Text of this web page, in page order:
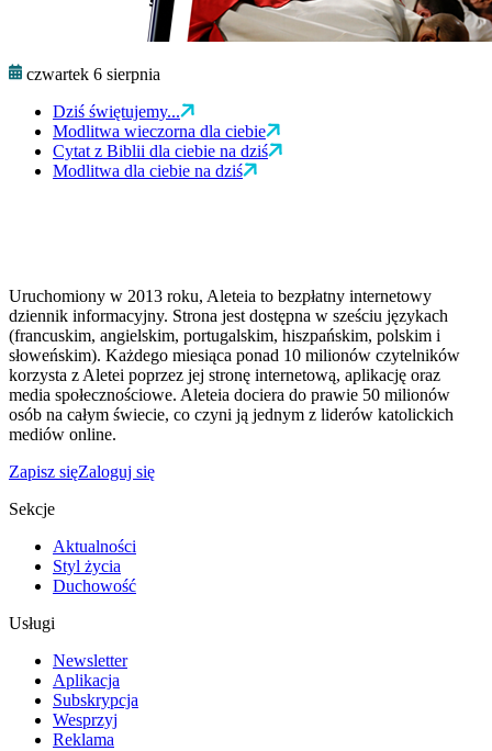
czwartek 6 sierpnia
Dziś świętujemy...
Modlitwa wieczorna dla ciebie
Cytat z Biblii dla ciebie na dziś
Modlitwa dla ciebie na dziś
Uruchomiony w 2013 roku, Aleteia to bezpłatny internetowy
dziennik informacyjny. Strona jest dostępna w sześciu językach
(francuskim, angielskim, portugalskim, hiszpańskim, polskim i
słoweńskim). Każdego miesiąca ponad 10 milionów czytelników
korzysta z Aletei poprzez jej stronę internetową, aplikację oraz
media społecznościowe. Aleteia dociera do prawie 50 milionów
osób na całym świecie, co czyni ją jednym z liderów katolickich
mediów online.
Zapisz sięZaloguj się
Sekcje
Aktualności
Styl życia
Duchowość
Usługi
Newsletter
Aplikacja
Subskrypcja
Wesprzyj
Reklama